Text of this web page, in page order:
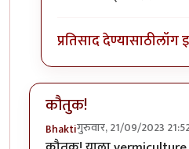
प्रतिसाद देण्यासाठीलॉग
कौतुक!
Bhaktiगुरुवार, 21/09/2023